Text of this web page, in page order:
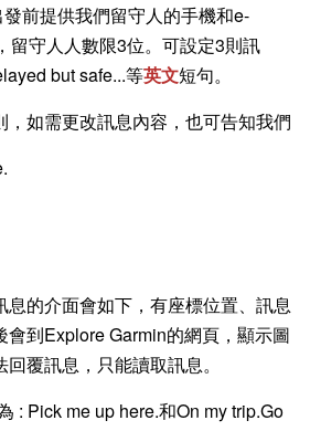
前提供我們留守人的手機和e-
留守人人數限3位。可設定3則訊
but safe...等英文短句。
，如需更改訊息內容，也可告知我們
息的介面會如下，有座標位置、訊息
會到Explore Garmin的網頁，顯示圖
覆訊息，只能讀取訊息。
: Pick me up here.和On my trip.Go